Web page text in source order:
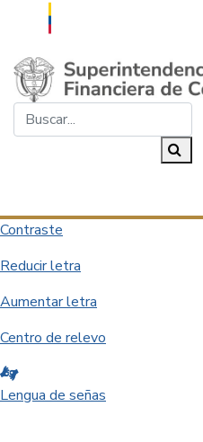
Saltar al contenido principal
Contraste
Reducir letra
Aumentar letra
Centro de relevo
Lengua de señas